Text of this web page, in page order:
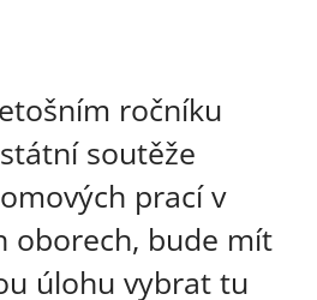
ročníku
soutěže
prací v
oborech, bude mít
úlohu vybrat tu